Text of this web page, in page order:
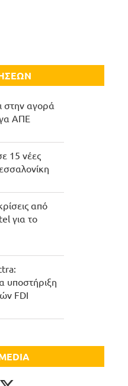
στην αγορά
ΑΠΕ
15 νέες
από
για το
υποστήριξη
FDI